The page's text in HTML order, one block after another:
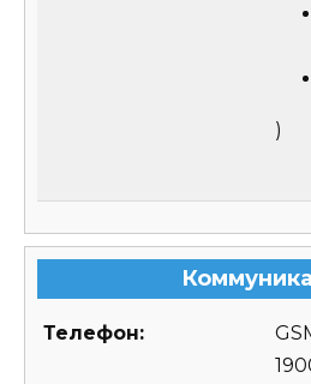
)
Телефон: